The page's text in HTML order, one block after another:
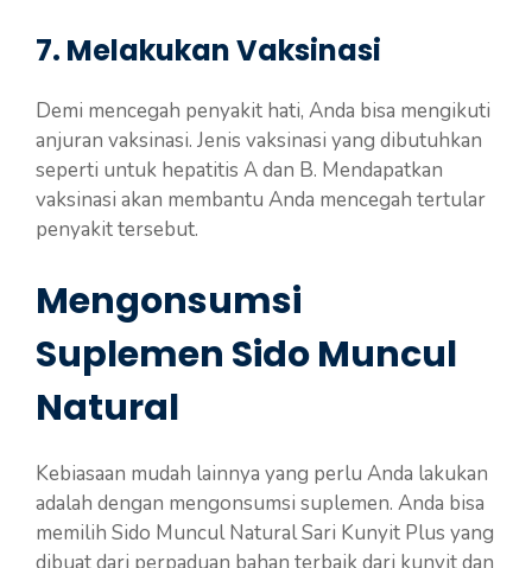
7. Melakukan Vaksinasi
Demi mencegah penyakit hati, Anda bisa mengikuti
anjuran vaksinasi. Jenis vaksinasi yang dibutuhkan
seperti untuk hepatitis A dan B. Mendapatkan
vaksinasi akan membantu Anda mencegah tertular
penyakit tersebut.
Mengonsumsi
Suplemen Sido Muncul
Natural
Kebiasaan mudah lainnya yang perlu Anda lakukan
adalah dengan mengonsumsi suplemen. Anda bisa
memilih Sido Muncul Natural Sari Kunyit Plus yang
dibuat dari perpaduan bahan terbaik dari kunyit dan